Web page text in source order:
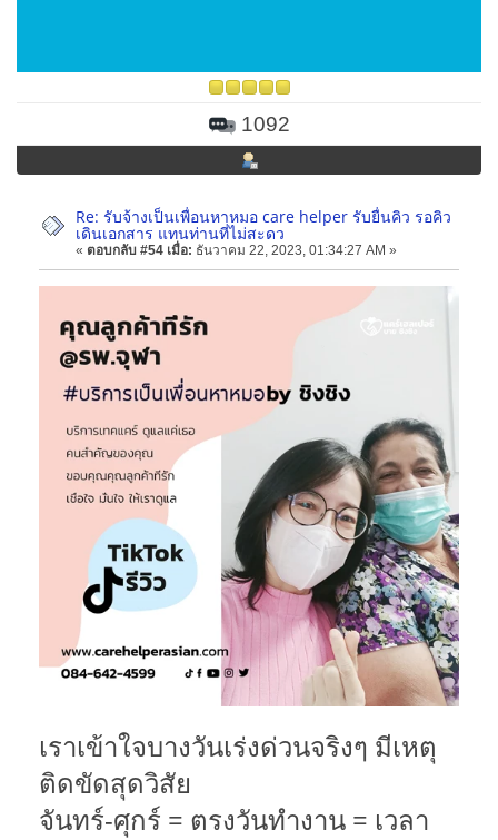
1092
Re: รับจ้างเป็นเพื่อนหาหมอ care helper รับยื่นคิว รอคิว
เดินเอกสาร แทนท่านที่ไม่สะดว
« ตอบกลับ #54 เมื่อ: ธันวาคม 22, 2023, 01:34:27 AM »
เราเข้าใจบางวันเร่งด่วนจริงๆ มีเหตุ
ติดขัดสุดวิสัย
จันทร์-ศุกร์ = ตรงวันทำงาน = เวลา